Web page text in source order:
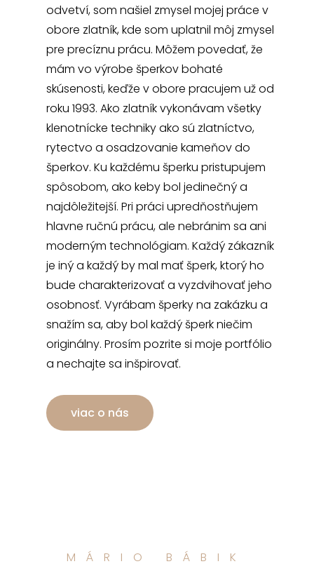
odvetví, som našiel zmysel mojej práce v
obore zlatník, kde som uplatnil môj zmysel
pre precíznu prácu. Môžem povedať, že
mám vo výrobe šperkov bohaté
skúsenosti, keďže v obore pracujem už od
roku 1993. Ako zlatník vykonávam všetky
klenotnícke techniky ako sú zlatníctvo,
rytectvo a osadzovanie kameňov do
šperkov. Ku každému šperku pristupujem
spôsobom, ako keby bol jedinečný a
najdôležitejší. Pri práci upredňostňujem
hlavne ručnú prácu, ale nebránim sa ani
moderným technológiam. Každý zákazník
je iný a každý by mal mať šperk, ktorý ho
bude charakterizovať a vyzdvihovať jeho
osobnosť. Vyrábam šperky na zakázku a
snažím sa, aby bol každý šperk niečim
originálny. Prosím pozrite si moje portfólio
a nechajte sa inšpirovať.
viac o nás
MÁRIO BÁBIK